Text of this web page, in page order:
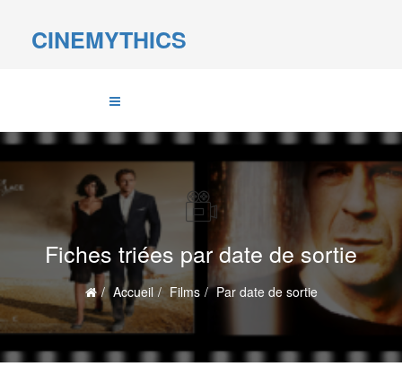
CINEMYTHICS
Fiches triées par date de sortie
Accueil Films Par date de sortie